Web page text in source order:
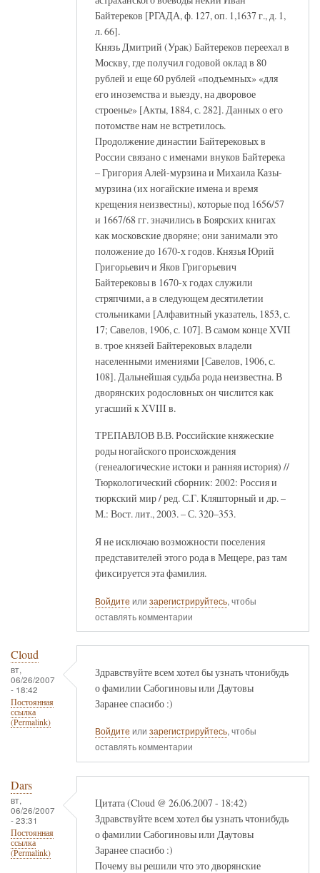
Байтереков [РГАДА, ф. 127, оп. 1,1637 г., д. 1,
л. 66].
Князь Дмитрий (Урак) Байтереков переехал в
Москву, где получил годовой оклад в 80
рублей и еще 60 рублей «подъемных» «для
его иноземства и выезду, на дворовое
строенье» [Акты, 1884, с. 282]. Данных о его
потомстве нам не встретилось.
Продолжение династии Байтерековых в
России связано с именами внуков Байтерека
– Григория Алей-мурзина и Михаила Казы-
мурзина (их ногайские имена и время
крещения неизвестны), которые под 1656/57
и 1667/68 гг. значились в Боярских книгах
как московские дворяне; они занимали это
положение до 1670-х годов. Князья Юрий
Григорьевич и Яков Григорьевич
Байтерековы в 1670-х годах служили
стряпчими, а в следующем десятилетии
стольниками [Алфавитный указатель, 1853, с.
17; Савелов, 1906, с. 107]. В самом конце XVII
в. трое князей Байтерековых владели
населенными имениями [Савелов, 1906, с.
108]. Дальнейшая судьба рода неизвестна. В
дворянских родословных он числится как
угасший к XVIII в.
ТРЕПАВЛОВ В.В. Российские княжеские
роды ногайского происхождения
(генеалогические истоки и ранняя история) //
Тюркологический сборник: 2002: Россия и
тюркский мир / ред. С.Г. Кляшторный и др. –
М.: Вост. лит., 2003. – С. 320–353.
Я не исключаю возможности поселения
представителей этого рода в Мещере, раз там
фиксируется эта фамилия.
Войдите или зарегистрируйтесь, чтобы
оставлять комментарии
Cloud
вт,
06/26/2007
- 18:42
Постоянная
ссылка
(Permalink)
Здравствуйте всем хотел бы узнать чтонибудь
о фамилии Сабогиновы или Даутовы
Заранее спасибо :)
Войдите или зарегистрируйтесь, чтобы
оставлять комментарии
Dars
вт,
06/26/2007
- 23:31
Постоянная
ссылка
(Permalink)
Цитата (Cloud @ 26.06.2007 - 18:42)
Здравствуйте всем хотел бы узнать чтонибудь
о фамилии Сабогиновы или Даутовы
Заранее спасибо :)
Почему вы решили что это дворянские